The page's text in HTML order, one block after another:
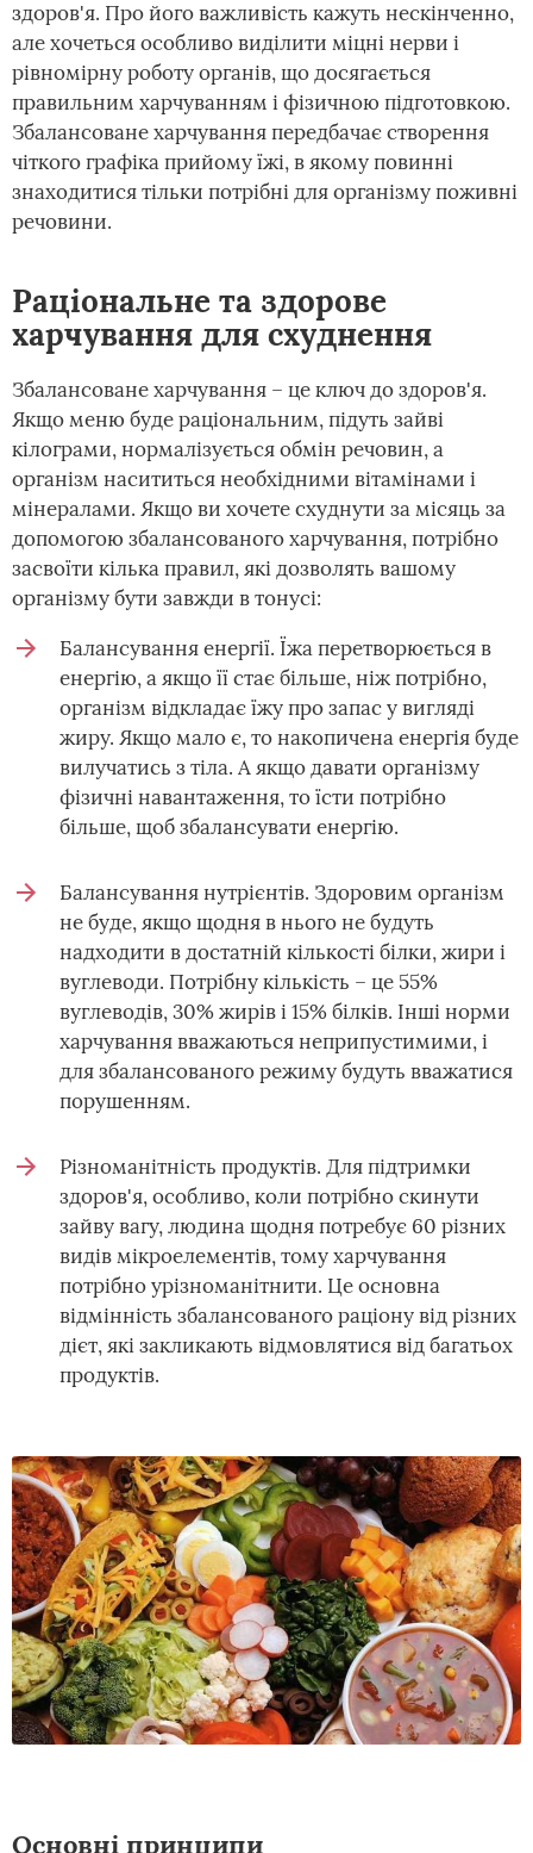
здоров'я. Про його важливість кажуть нескінченно,
але хочеться особливо виділити міцні нерви і
рівномірну роботу органів, що досягається
правильним харчуванням і фізичною підготовкою.
Збалансоване харчування передбачає створення
чіткого графіка прийому їжі, в якому повинні
знаходитися тільки потрібні для організму поживні
речовини.
Раціональне та здорове
харчування для схуднення
Збалансоване харчування – це ключ до здоров'я.
Якщо меню буде раціональним, підуть зайві
кілограми, нормалізується обмін речовин, а
організм насититься необхідними вітамінами і
мінералами. Якщо ви хочете схуднути за місяць за
допомогою збалансованого харчування, потрібно
засвоїти кілька правил, які дозволять вашому
організму бути завжди в тонусі:
Балансування енергії. Їжа перетворюється в
енергію, а якщо її стає більше, ніж потрібно,
організм відкладає їжу про запас у вигляді
жиру. Якщо мало є, то накопичена енергія буде
вилучатись з тіла. А якщо давати організму
фізичні навантаження, то їсти потрібно
більше, щоб збалансувати енергію.
Балансування нутрієнтів. Здоровим організм
не буде, якщо щодня в нього не будуть
надходити в достатній кількості білки, жири і
вуглеводи. Потрібну кількість – це 55%
вуглеводів, 30% жирів і 15% білків. Інші норми
харчування вважаються неприпустимими, і
для збалансованого режиму будуть вважатися
порушенням.
Різноманітність продуктів. Для підтримки
здоров'я, особливо, коли потрібно скинути
зайву вагу, людина щодня потребує 60 різних
видів мікроелементів, тому харчування
потрібно урізноманітнити. Це основна
відмінність збалансованого раціону від різних
дієт, які закликають відмовлятися від багатьох
продуктів.
Основні принципи